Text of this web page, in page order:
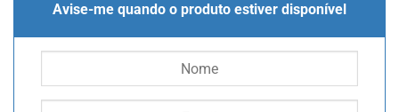
Avise-me quando o produto estiver disponível